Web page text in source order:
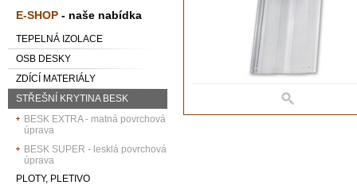
E-SHOP - naše nabídka
TEPELNÁ IZOLACE
OSB DESKY
ZDÍCÍ MATERIÁLY
STŘEŠNÍ KRYTINA BESK
BESK EXTRA - matná povrchová
úprava
BESK SUPER - lesklá povrchová
úprava
PLOTY, PLETIVO